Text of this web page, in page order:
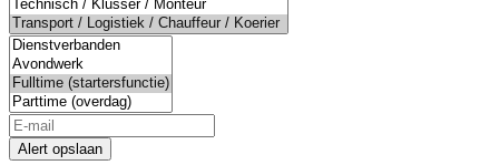
Alert opslaan